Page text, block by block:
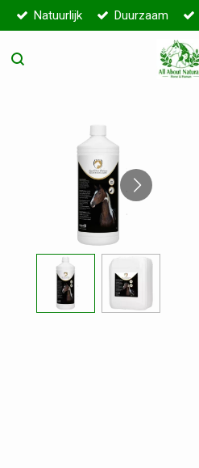
Ga
direct
naar
Natuurlijk Duurzaam